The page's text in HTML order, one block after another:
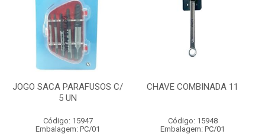
JOGO SACA PARAFUSOS C/
5 UN
Código: 15947
Embalagem: PC/01
CHAVE COMBINADA 11
Código: 15948
Embalagem: PC/01